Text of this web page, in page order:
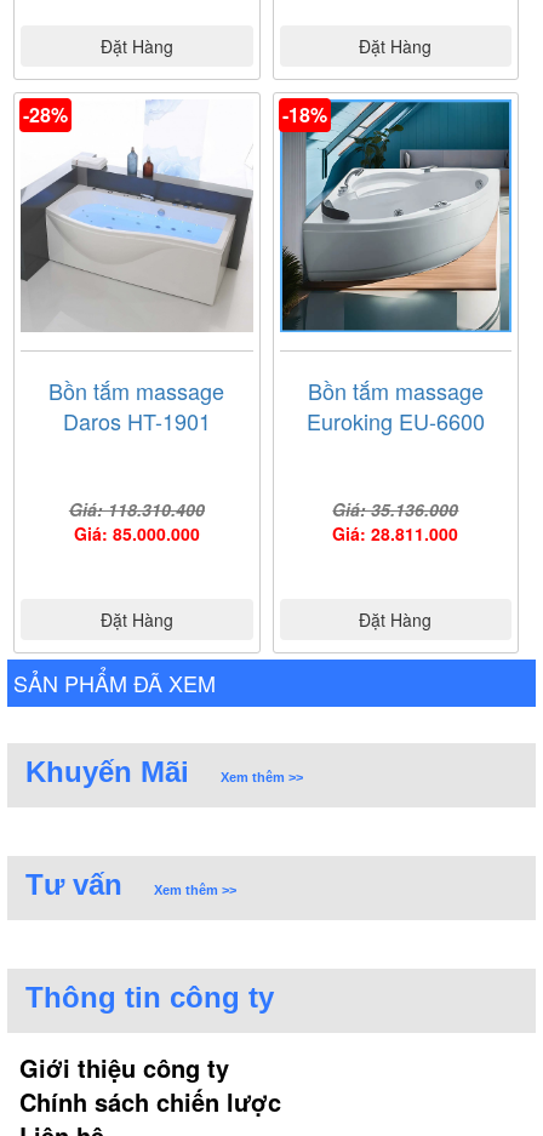
Đặt Hàng Đặt Hàng
-28%
Bồn tắm massage
Daros HT-1901
Giá: 118.310.400
Giá: 85.000.000
Đặt Hàng
-18%
Bồn tắm massage
Euroking EU-6600
Giá: 35.136.000
Giá: 28.811.000
Đặt Hàng
SẢN PHẨM ĐÃ XEM
Khuyến Mãi Xem thêm >>
Tư vấn Xem thêm >>
Thông tin công ty
Giới thiệu công ty
Chính sách chiến lược